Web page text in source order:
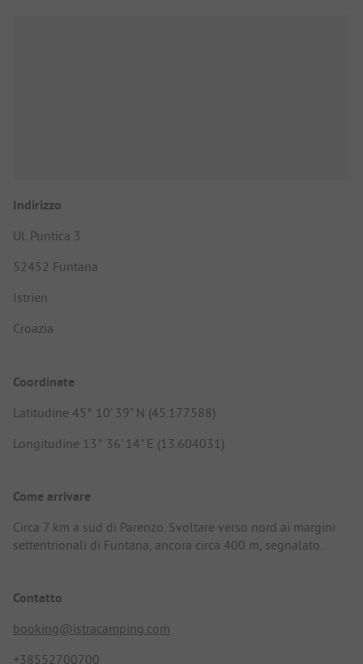
Indirizzo
Ul. Puntica 3
52452 Funtana
Istrien
Croazia
Coordinate
Latitudine 45° 10' 39" N (45.177588)
Longitudine 13° 36' 14" E (13.604031)
Come arrivare
Circa 7 km a sud di Parenzo. Svoltare verso nord ai margini
settentrionali di Funtana, ancora circa 400 m, segnalato.
Contatto
booking@istracamping.com
+38552700700